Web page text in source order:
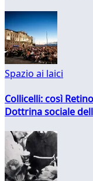
Spazio ai laici
Collicelli: così
Dottrina sociale